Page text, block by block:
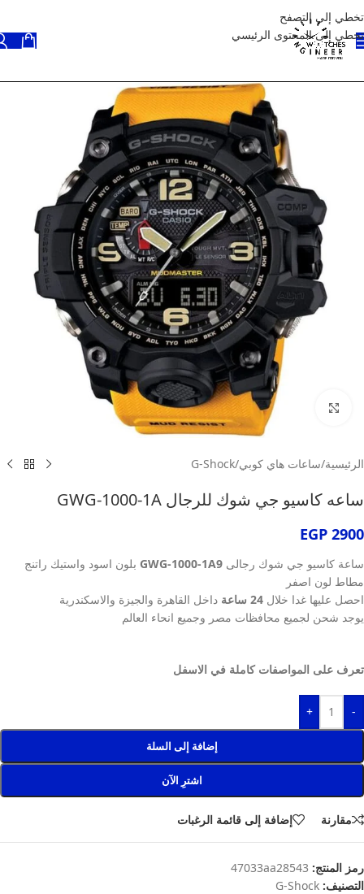
تخطي إلى التصفح
تخطي إلى المحتوى الرئيسي
انقر للتكبير
الرئيسية/ساعات هاي كوبي/
G-Shock
ساعه كاسيو جي شوك للرجال GWG-1000-1A
EGP 2900
ساعة كاسيو جي شوك رجالى
بلون اسود واستيك راتنج
مطاط لون اصفر
احصل عليها غدا خلال 24 ساعة
داخل القاهرة والجيزة والاسكندرية
يوجد شحن لجميع محافظات مصر وجميع انحاء العالم
تعرف على المواصفات كاملة في الاسفل
-
+
إضافة إلى السلة
اشترِ الآن
مقارنة إضافة إلى قائمة الرغبات
رمز المنتج: 47033aa28543
التصنيف: G-Shock